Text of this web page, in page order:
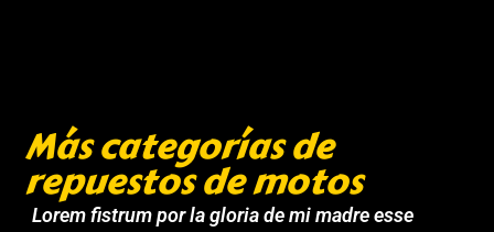
Más categorías de
repuestos de motos
Lorem fistrum por la gloria de mi madre esse